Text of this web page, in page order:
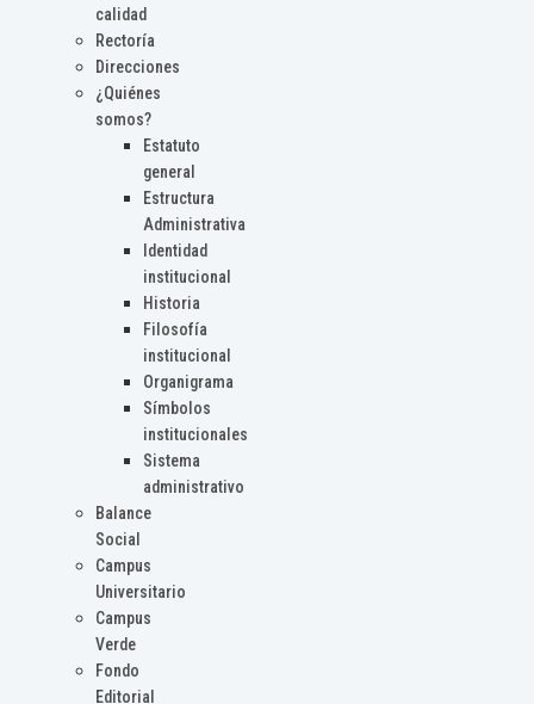
calidad
Rectoría
Direcciones
¿Quiénes
somos?
Estatuto
general
Estructura
Administrativa
Identidad
institucional
Historia
Filosofía
institucional
Organigrama
Símbolos
institucionales
Sistema
administrativo
Balance
Social
Campus
Universitario
Campus
Verde
Fondo
Editorial